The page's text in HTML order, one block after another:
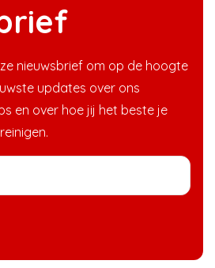
nieuwsbrief om op de hoogte
updates over ons
en over hoe jij het beste je